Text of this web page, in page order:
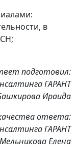
в
подготовил:
ГАРАНТ
Ираида
ответа:
ГАРАНТ
Елена